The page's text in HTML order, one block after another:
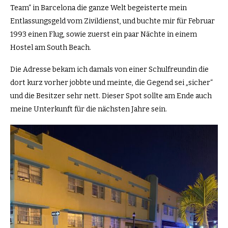
Team“ in Barcelona die ganze Welt begeisterte mein
Entlassungsgeld vom Zivildienst, und buchte mir für Februar
1993 einen Flug, sowie zuerst ein paar Nächte in einem
Hostel am South Beach.
Die Adresse bekam ich damals von einer Schulfreundin die
dort kurz vorher jobbte und meinte, die Gegend sei „sicher“
und die Besitzer sehr nett. Dieser Spot sollte am Ende auch
meine Unterkunft für die nächsten Jahre sein.